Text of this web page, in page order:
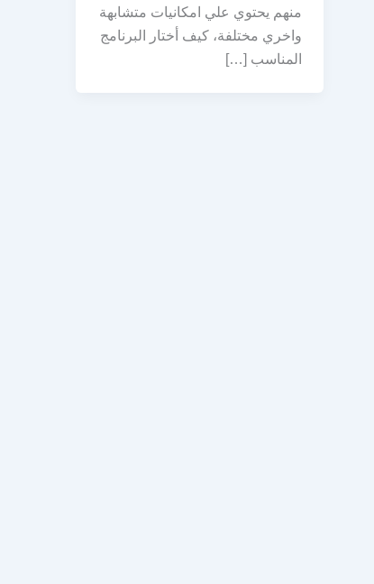
منهم يحتوي علي امكانيات متشابهة
واخري مختلفة، كيف أختار البرنامج
المناسب […]